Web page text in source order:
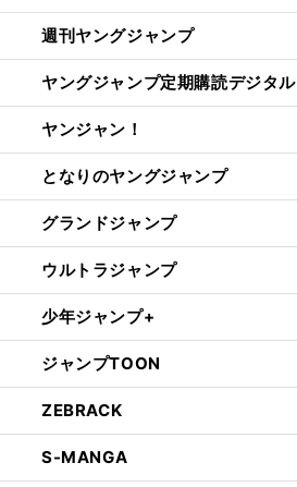
週刊ヤングジャンプ
ヤングジャンプ定期購読デジタル
ヤンジャン！
となりのヤングジャンプ
グランドジャンプ
ウルトラジャンプ
少年ジャンプ+
ジャンプTOON
ZEBRACK
S-MANGA